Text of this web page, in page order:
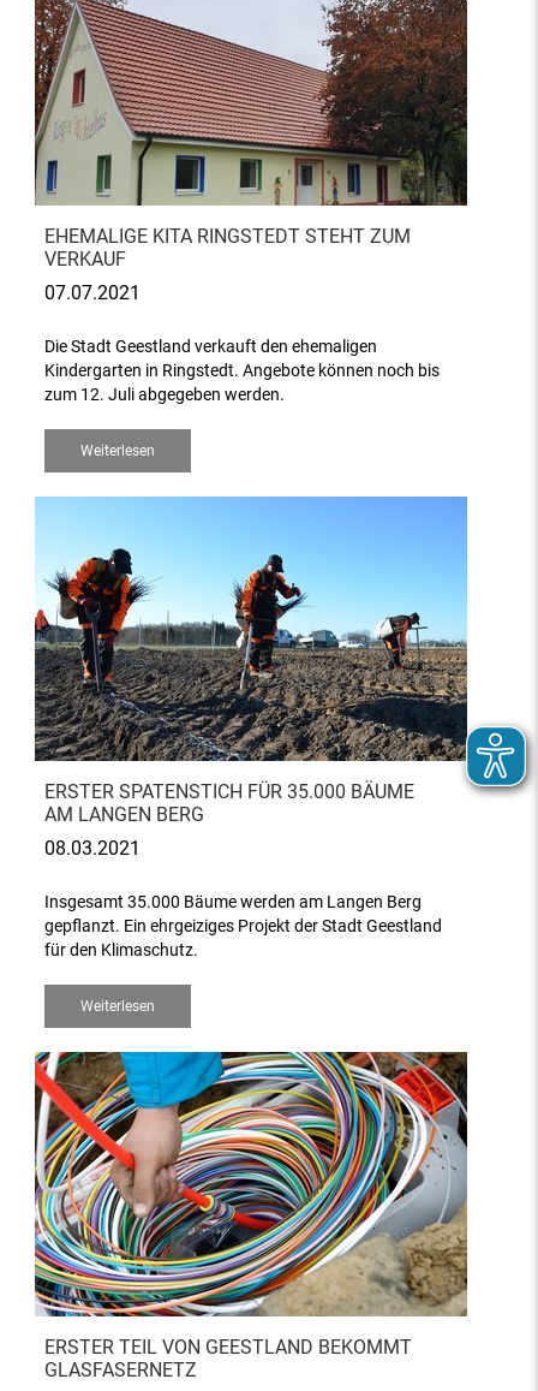
EHEMALIGE KITA RINGSTEDT STEHT ZUM
VERKAUF
07.07.2021
Die Stadt Geestland verkauft den ehemaligen
Kindergarten in Ringstedt. Angebote können noch bis
zum 12. Juli abgegeben werden.
Weiterlesen
ERSTER SPATENSTICH FÜR 35.000 BÄUME
AM LANGEN BERG
08.03.2021
Insgesamt 35.000 Bäume werden am Langen Berg
gepflanzt. Ein ehrgeiziges Projekt der Stadt Geestland
für den Klimaschutz.
Weiterlesen
ERSTER TEIL VON GEESTLAND BEKOMMT
GLASFASERNETZ